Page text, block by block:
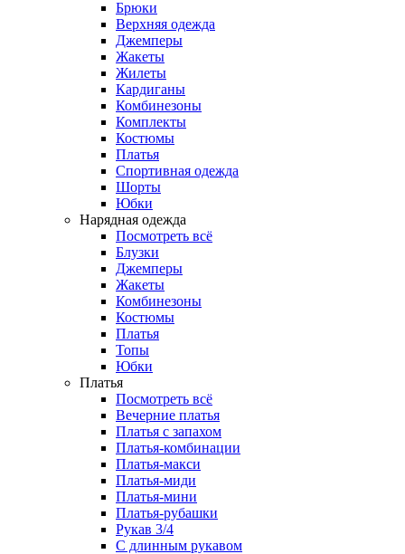
Брюки
Верхняя одежда
Джемперы
Жакеты
Жилеты
Кардиганы
Комбинезоны
Комплекты
Костюмы
Платья
Спортивная одежда
Шорты
Юбки
Нарядная одежда
Посмотреть всё
Блузки
Джемперы
Жакеты
Комбинезоны
Костюмы
Платья
Топы
Юбки
Платья
Посмотреть всё
Вечерние платья
Платья с запахом
Платья-комбинации
Платья-макси
Платья-миди
Платья-мини
Платья-рубашки
Рукав 3/4
С длинным рукавом